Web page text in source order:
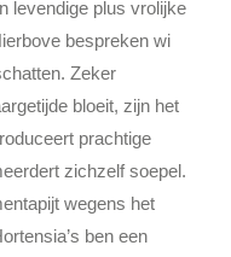
levendige plus vrolijke
bespreken wi
Zeker
bloeit, zijn het
prachtige
zichzelf soepel.
wegens het
ben een